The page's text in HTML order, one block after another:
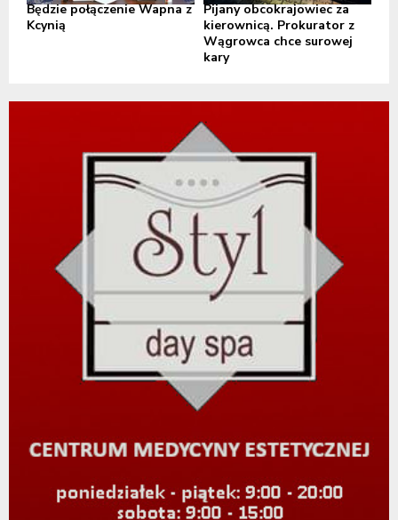
Będzie połączenie Wapna z
Kcynią
Pijany obcokrajowiec za
kierownicą. Prokurator z
Wągrowca chce surowej
kary